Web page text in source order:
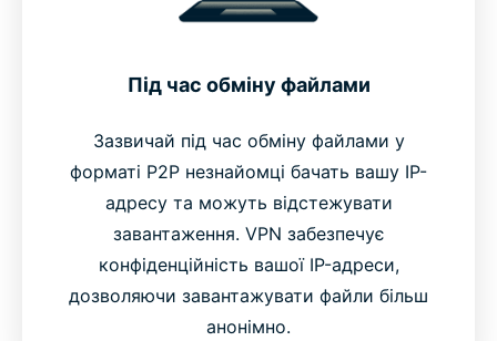
Під час обміну файлами
Зазвичай під час обміну файлами у
форматі P2P незнайомці бачать вашу IP-
адресу та можуть відстежувати
завантаження. VPN забезпечує
конфіденційність вашої IP-адреси,
дозволяючи завантажувати файли більш
анонімно.